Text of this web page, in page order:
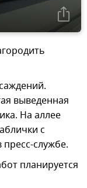
выведенная
На аллее
с
службе.
планируется